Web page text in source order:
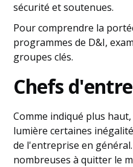
sécurité et soutenues.
Pour comprendre la
programmes de D&I,
groupes clés.
Chefs
Comme indiqué plus
lumière certaines
de l'entreprise en
nombreuses à quitter le